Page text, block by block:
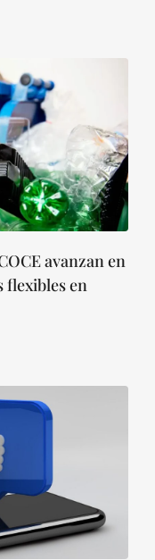
avanzan en
flexibles en